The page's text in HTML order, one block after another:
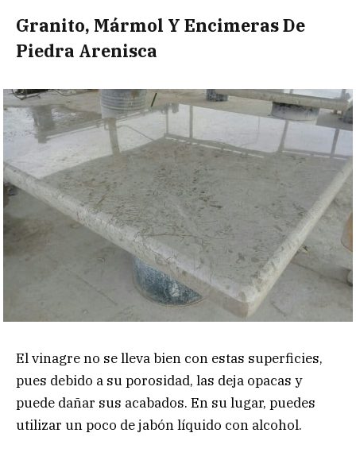
Granito, Mármol Y Encimeras De
Piedra Arenisca
El vinagre no se lleva bien con estas superficies,
pues debido a su porosidad, las deja opacas y
puede dañar sus acabados. En su lugar, puedes
utilizar un poco de jabón líquido con alcohol.